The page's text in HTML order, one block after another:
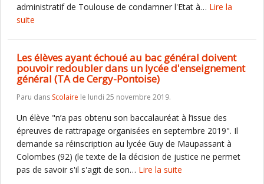
administratif de Toulouse de condamner l'Etat à… Lire la
suite
Les élèves ayant échoué au bac général doivent
pouvoir redoubler dans un lycée d'enseignement
général (TA de Cergy-Pontoise)
Paru dans Scolaire le lundi 25 novembre 2019.
Un élève "n’a pas obtenu son baccalauréat à l’issue des
épreuves de rattrapage organisées en septembre 2019". Il
demande sa réinscription au lycée Guy de Maupassant à
Colombes (92) (le texte de la décision de justice ne permet
pas de savoir s'il s'agit de son… Lire la suite